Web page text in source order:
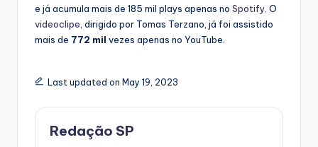
e já acumula mais de 185 mil plays apenas no Spotify. O
videoclipe, dirigido por Tomas Terzano, já foi assistido
mais de 772 mil vezes apenas no YouTube.
Last updated on May 19, 2023
Redação SP